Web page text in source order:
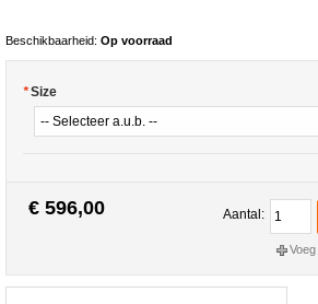
Beschikbaarheid: Op voorraad
*Size
€ 596,00 Aantal: